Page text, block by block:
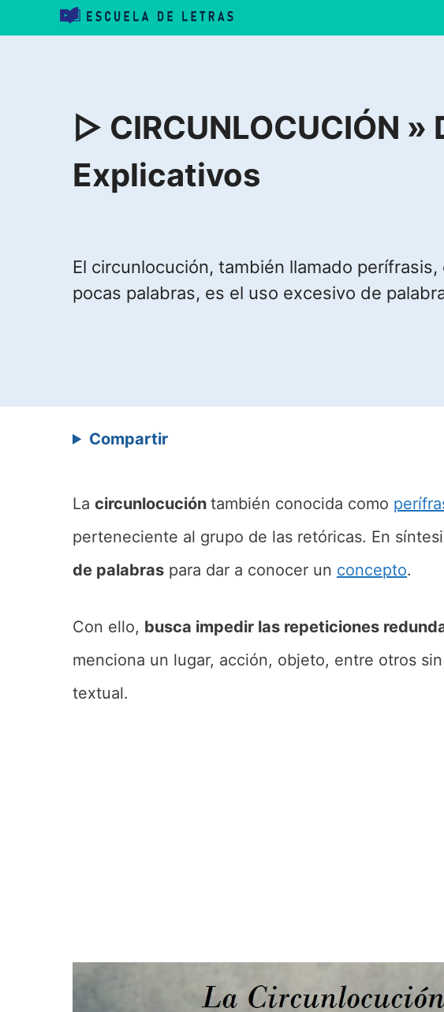
▷ CIRCUNLOCUCIÓN
Explicativos
El circunlocución, también llamado
pocas palabras, es el uso excesivo de
Compartir
La circunlocución también conocida como
perteneciente al grupo de las retóricas. En
de palabras para dar a conocer un concepto.
Con ello, busca impedir las repeticiones
menciona un lugar, acción, objeto, entre otros
textual.